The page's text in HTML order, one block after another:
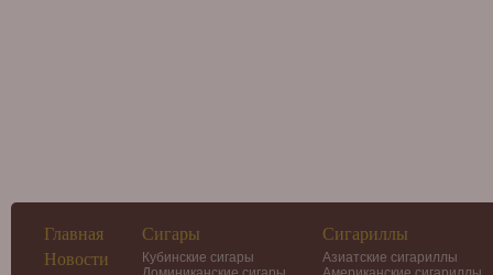
Главная
Новости
Сигары
Кубинские сигары
Сигариллы
Азиатские сигариллы